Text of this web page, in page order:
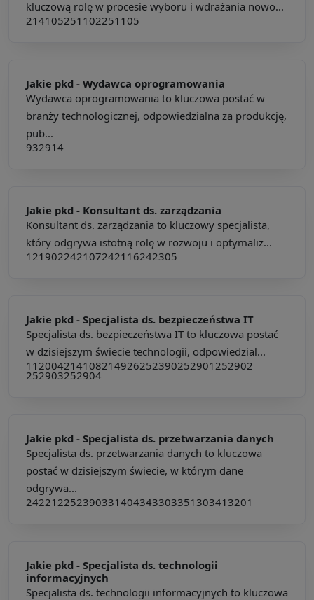
kluczową rolę w procesie wyboru i wdrażania nowo...
214105251102251105
Jakie pkd - Wydawca oprogramowania
Wydawca oprogramowania to kluczowa postać w
branży technologicznej, odpowiedzialna za produkcję,
pub...
932914
Jakie pkd - Konsultant ds. zarządzania
Konsultant ds. zarządzania to kluczowy specjalista,
który odgrywa istotną rolę w rozwoju i optymaliz...
121902242107242116242305
Jakie pkd - Specjalista ds. bezpieczeństwa IT
Specjalista ds. bezpieczeństwa IT to kluczowa postać
w dzisiejszym świecie technologii, odpowiedzial...
112004214108214926252390252901 252902
252903252904
Jakie pkd - Specjalista ds. przetwarzania danych
Specjalista ds. przetwarzania danych to kluczowa
postać w dzisiejszym świecie, w którym dane
odgrywa...
242212252390331404343303351303413201
Jakie pkd - Specjalista ds. technologii
informacyjnych
Specjalista ds. technologii informacyjnych to kluczowa